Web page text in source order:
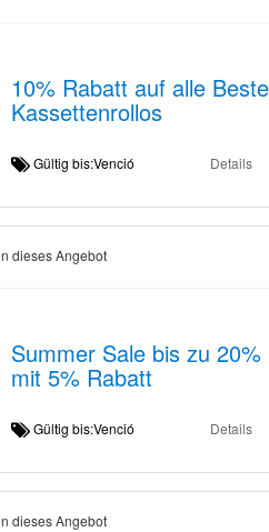
10% Rabatt auf alle
Kassettenrollos
Gültig bis:Venció Details
dieses Angebot
Summer Sale bis zu
mit 5% Rabatt
Gültig bis:Venció Details
dieses Angebot